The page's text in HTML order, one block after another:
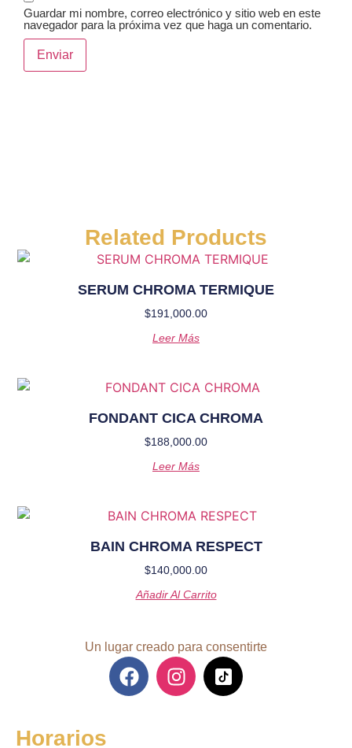
Guardar mi nombre, correo electrónico y sitio web en este
navegador para la próxima vez que haga un comentario.
Related Products
SERUM CHROMA TERMIQUE
$191,000.00
Leer Más
FONDANT CICA CHROMA
$188,000.00
Leer Más
BAIN CHROMA RESPECT
$140,000.00
Añadir Al Carrito
Un lugar creado para consentirte
Horarios